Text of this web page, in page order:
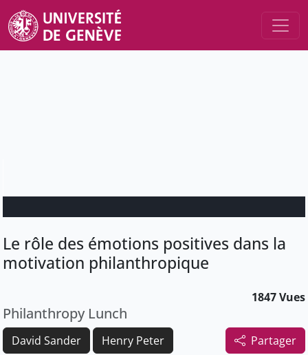
Le rôle des émotions positives dans la
motivation philanthropique
1847 Vues
Philanthropy Lunch
Partager
David Sander Henry Peter